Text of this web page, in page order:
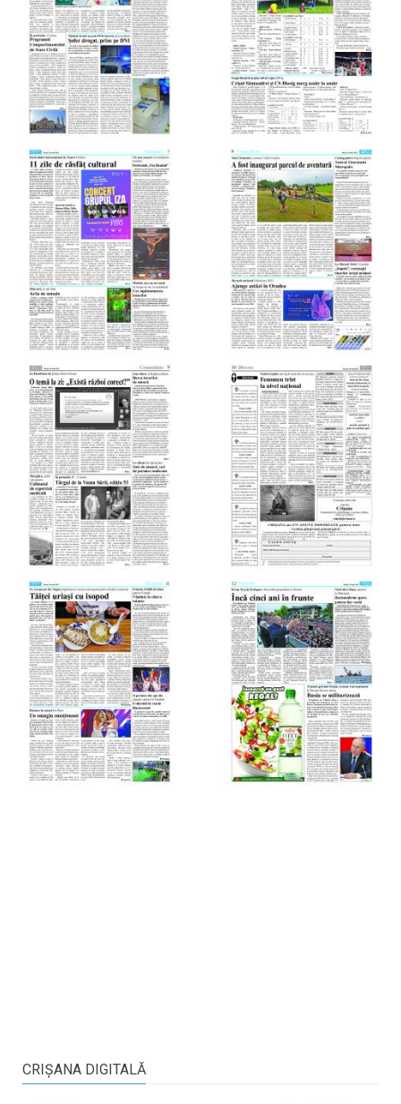
CRIŞANA DIGITALĂ